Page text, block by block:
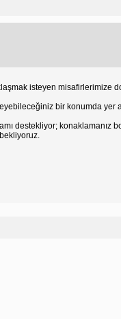
isteyen
bir konumda
destekliyor; konaklamanız